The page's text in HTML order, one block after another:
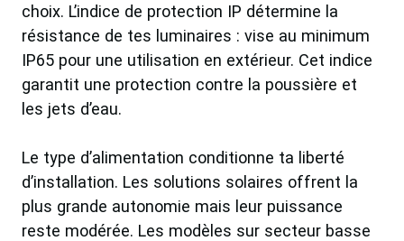
choix. L’indice de protection IP détermine la
résistance de tes luminaires : vise au minimum
IP65 pour une utilisation en extérieur. Cet indice
garantit une protection contre la poussière et
les jets d’eau.
Le type d’alimentation conditionne ta liberté
d’installation. Les solutions solaires offrent la
plus grande autonomie mais leur puissance
reste modérée. Les modèles sur secteur basse